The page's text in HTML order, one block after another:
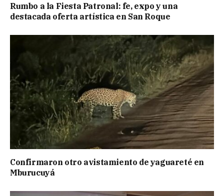
Rumbo a la Fiesta Patronal: fe, expo y una
destacada oferta artística en San Roque
Confirmaron otro avistamiento de yaguareté en
Mburucuyá